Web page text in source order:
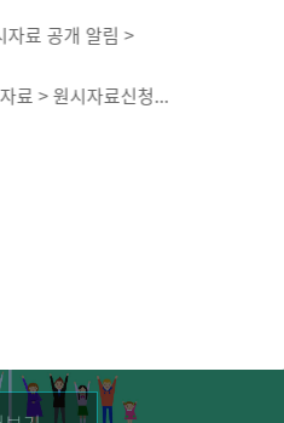
료 공개 알림 >
료 > 원시자료신청...